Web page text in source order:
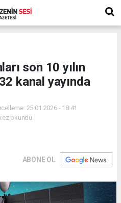
son 10 yılın
kanal yayında
25.01.2026 - 18:41
okundu.
ABONE OL